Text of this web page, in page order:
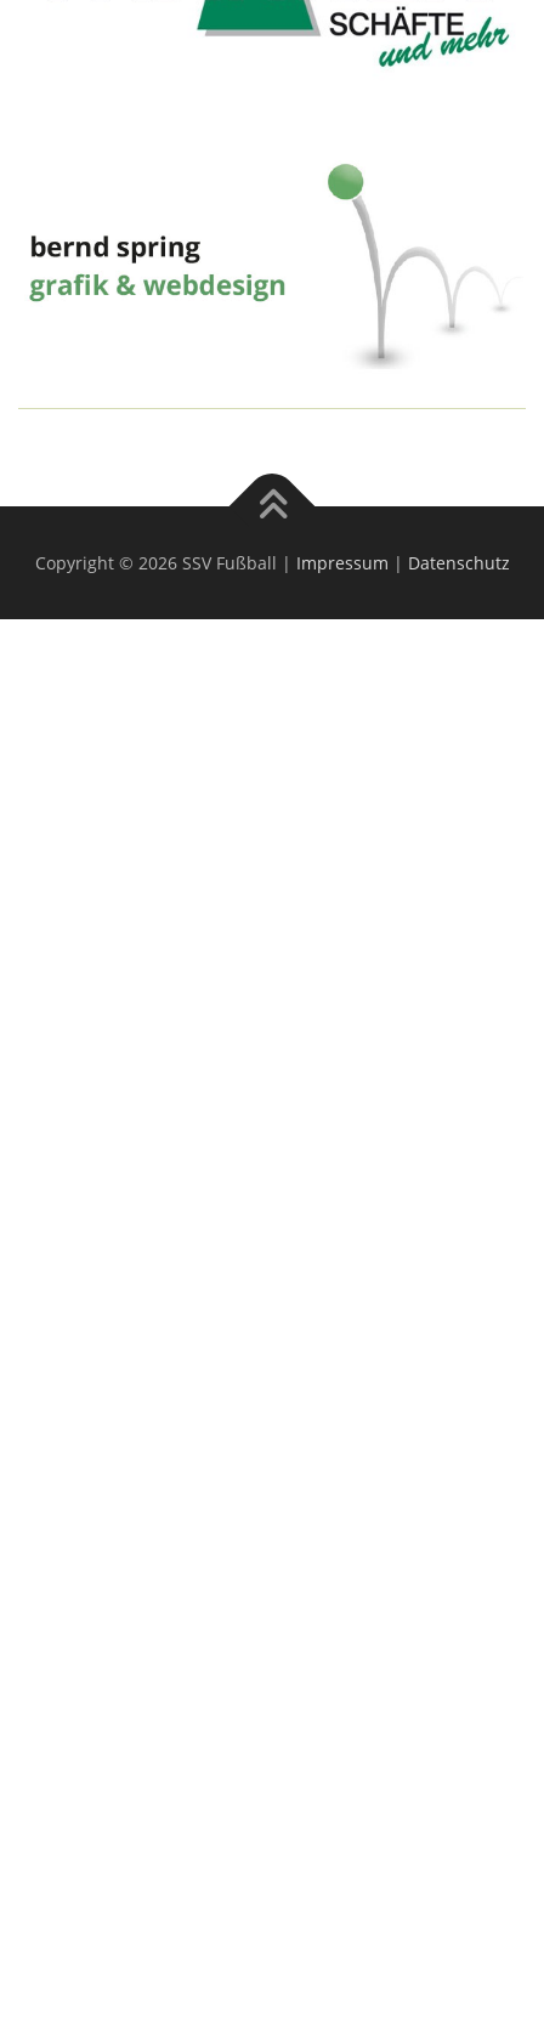
Copyright © 2026 SSV Fußball | Impressum | Datenschutz